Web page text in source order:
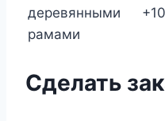
деревянными
рамами
Сделать